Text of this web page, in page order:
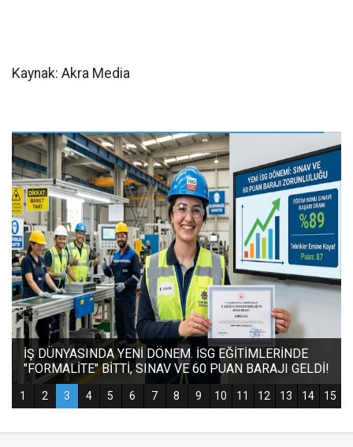
Kaynak: Akra Media